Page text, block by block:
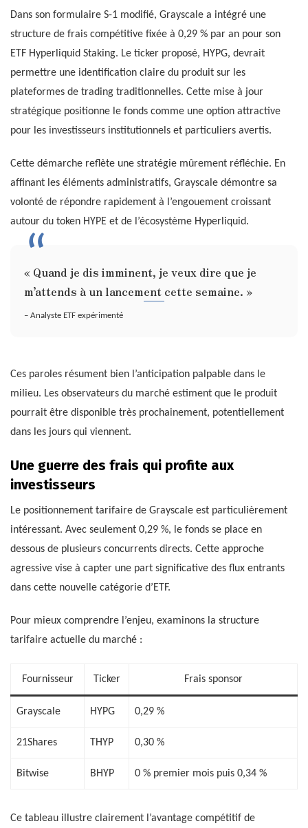
Dans son formulaire S-1 modifié, Grayscale a intégré une
structure de frais compétitive fixée à 0,29 % par an pour son
ETF Hyperliquid Staking. Le ticker proposé, HYPG, devrait
permettre une identification claire du produit sur les
plateformes de trading traditionnelles. Cette mise à jour
stratégique positionne le fonds comme une option attractive
pour les investisseurs institutionnels et particuliers avertis.
Cette démarche reflète une stratégie mûrement réfléchie. En
affinant les éléments administratifs, Grayscale démontre sa
volonté de répondre rapidement à l’engouement croissant
autour du token HYPE et de l’écosystème Hyperliquid.
« Quand je dis imminent, je veux dire que je
m’attends à un lancement cette semaine. »
– Analyste ETF expérimenté
Ces paroles résument bien l’anticipation palpable dans le
milieu. Les observateurs du marché estiment que le produit
pourrait être disponible très prochainement, potentiellement
dans les jours qui viennent.
Une guerre des frais qui profite aux
investisseurs
Le positionnement tarifaire de Grayscale est particulièrement
intéressant. Avec seulement 0,29 %, le fonds se place en
dessous de plusieurs concurrents directs. Cette approche
agressive vise à capter une part significative des flux entrants
dans cette nouvelle catégorie d’ETF.
Pour mieux comprendre l’enjeu, examinons la structure
tarifaire actuelle du marché :
Fournisseur Ticker Frais sponsor
Grayscale HYPG 0,29 %
21Shares THYP 0,30 %
Bitwise BHYP 0 % premier mois puis 0,34 %
Ce tableau illustre clairement l’avantage compétitif de